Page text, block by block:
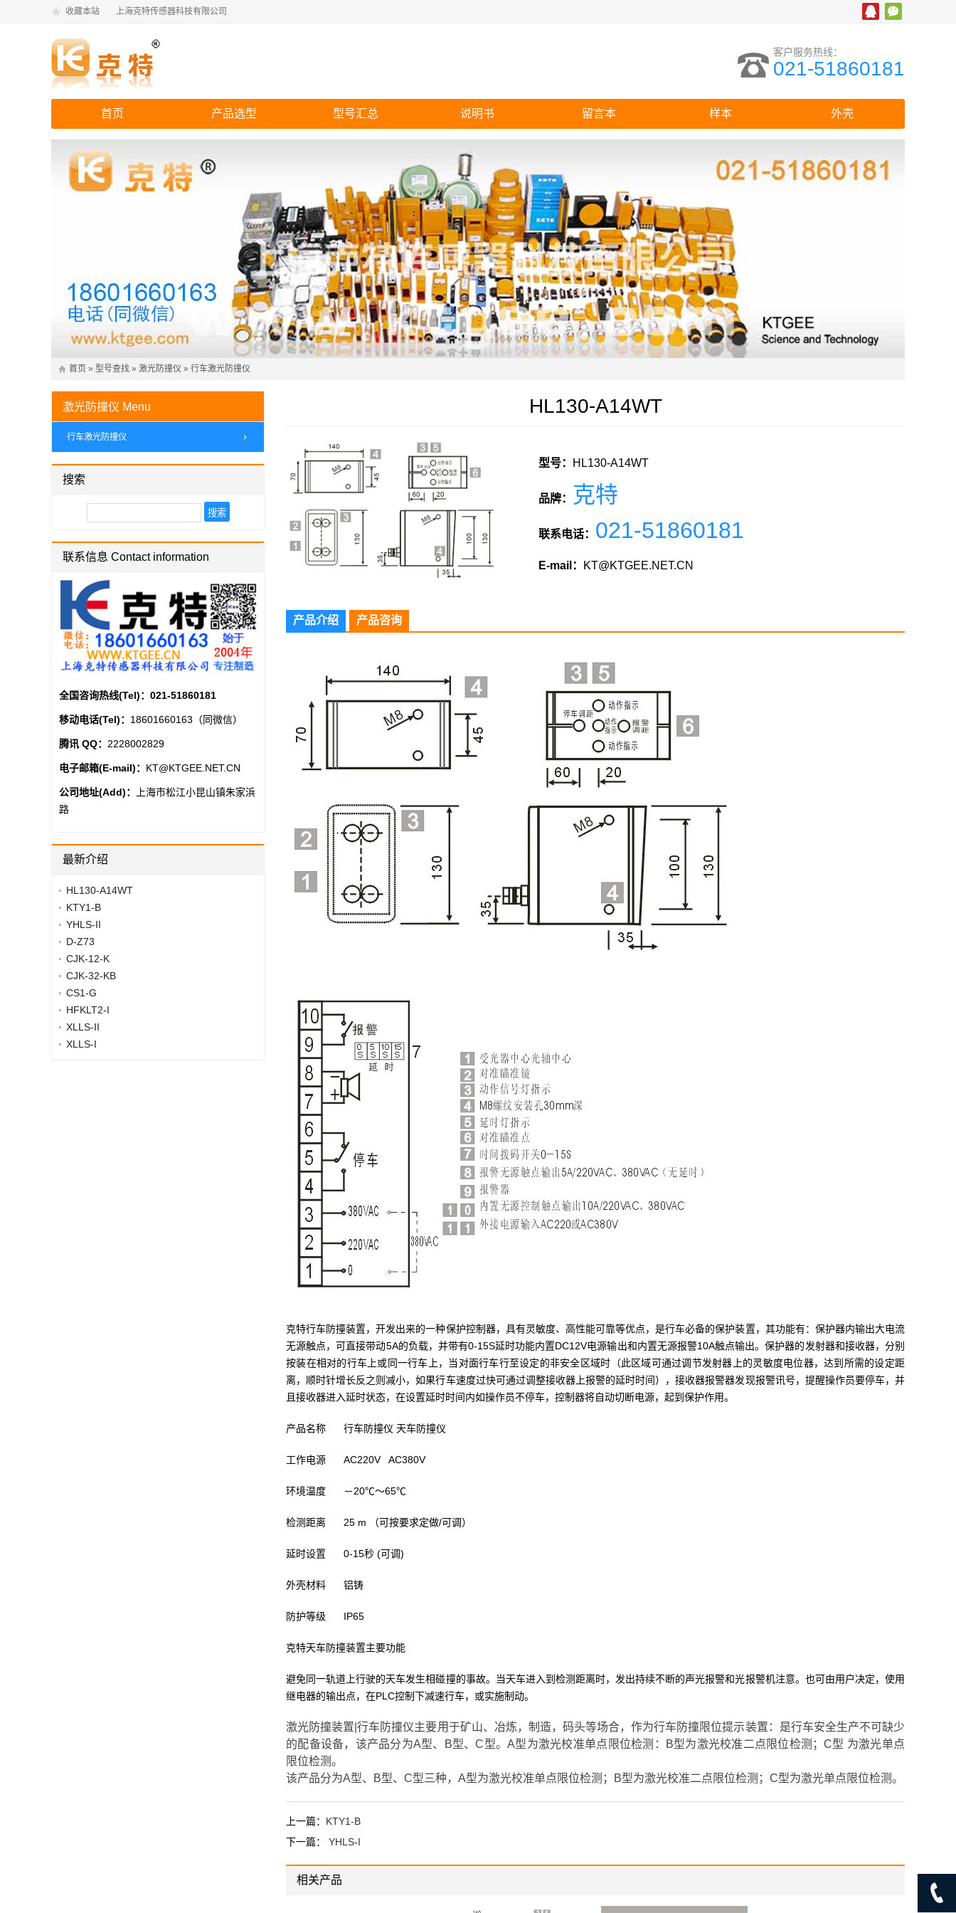
收藏本站 上海克特传感器科技有限公司
客户服务热线：
021-51860181
首页 产品选型 型号汇总 说明书 留言本 样本 外壳
首页 » 型号查找 » 激光防撞仪 » 行车激光防撞仪
HL130-A14WT
型号： HL130-A14WT
品牌： 克特
联系电话： 021-51860181
E-mail： KT@KTGEE.NET.CN
产品介绍 产品咨询
克特行车防撞装置，开发出来的一种保护控制器，具有灵敏度、高性能可靠等优点，是行车必备的保护装置，其功能有：保护器内输出大电流
无源触点，可直接带动5A的负载，并带有0-15S延时功能内置DC12V电源输出和内置无源报警10A触点输出。保护器的发射器和接收器，分别
按装在相对的行车上或同一行车上，当对面行车行至设定的非安全区域时（此区域可通过调节发射器上的灵敏度电位器，达到所需的设定距
离，顺时针增长反之则减小，如果行车速度过快可通过调整接收器上报警的延时时间），接收器报警器发现报警讯号，提醒操作员要停车，并
且接收器进入延时状态，在设置延时时间内如操作员不停车，控制器将自动切断电源，起到保护作用。
产品名称 行车防撞仪 天车防撞仪
工作电源 AC220V AC380V
环境温度 －20℃～65℃
检测距离 25 m （可按要求定做/可调）
延时设置 0-15秒 (可调)
外壳材料 铝铸
防护等级 IP65
克特天车防撞装置主要功能
避免同一轨道上行驶的天车发生相碰撞的事故。当天车进入到检测距离时，发出持续不断的声光报警和光报警机注意。也可由用户决定，使用
继电器的输出点，在PLC控制下减速行车，或实施制动。
激光防撞装置|行车防撞仪主要用于矿山、冶炼，制造，码头等场合，作为行车防撞限位提示装置：是行车安全生产不可缺少
的配备设备，该产品分为A型、B型、C型。A型为激光校准单点限位检测：B型为激光校准二点限位检测；C型 为激光单点
限位检测。
该产品分为A型、B型、C型三种，A型为激光校准单点限位检测；B型为激光校准二点限位检测；C型为激光单点限位检测。
上一篇： KTY1-B
下一篇： YHLS-I
相关产品
激光防撞仪 Menu
行车激光防撞仪
搜索
联系信息 Contact information
全国咨询热线(Tel)： 021-51860181
移动电话(Tel)： 18601660163（同微信）
腾讯 QQ： 2228002829
电子邮箱(E-mail)： KT@KTGEE.NET.CN
公司地址(Add)：
上海市松江小昆山镇朱家浜
路
最新介绍
HL130-A14WT
KTY1-B
YHLS-II
D-Z73
CJK-12-K
CJK-32-KB
CS1-G
HFKLT2-I
XLLS-II
XLLS-I